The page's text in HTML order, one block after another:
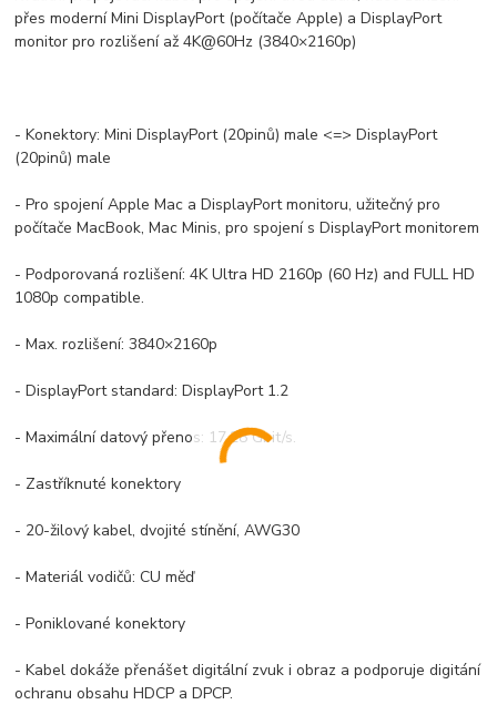
přes moderní Mini DisplayPort (počítače Apple) a DisplayPort
monitor pro rozlišení až 4K@60Hz (3840×2160p)
- Konektory: Mini DisplayPort (20pinů) male <=> DisplayPort
(20pinů) male
- Pro spojení Apple Mac a DisplayPort monitoru, užitečný pro
počítače MacBook, Mac Minis, pro spojení s DisplayPort monitorem
- Podporovaná rozlišení: 4K Ultra HD 2160p (60 Hz) and FULL HD
1080p compatible.
- Max. rozlišení: 3840×2160p
- DisplayPort standard: DisplayPort 1.2
- Maximální datový přenos: 17.28 Gbit/s.
- Zastříknuté konektory
- 20-žilový kabel, dvojité stínění, AWG30
- Materiál vodičů: CU měď
- Poniklované konektory
- Kabel dokáže přenášet digitální zvuk i obraz a podporuje digitání
ochranu obsahu HDCP a DPCP.